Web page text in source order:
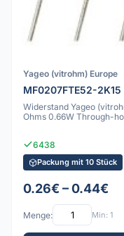
Yageo (vitrohm) Europe
MF0207FTE52-2K15
Widerstand Yageo
Ohms 0.66W Through-
6438
Packung mit 10 Stück
0.26€ – 0.44€
Menge: Min: 1